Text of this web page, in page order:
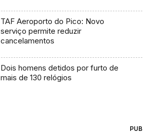
TAF Aeroporto do Pico: Novo
serviço permite reduzir
cancelamentos
Dois homens detidos por furto de
mais de 130 relógios
PUB